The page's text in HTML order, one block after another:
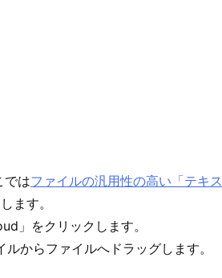
ではファイルの汎用性の高い「テキス
ます。
」をクリックします。
からファイルへドラッグします。